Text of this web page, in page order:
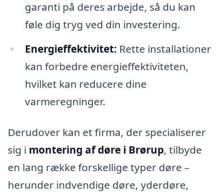
garanti på deres arbejde, så du kan
føle dig tryg ved din investering.
Energieffektivitet: Rette installationer
kan forbedre energieffektiviteten,
hvilket kan reducere dine
varmeregninger.
Derudover kan et firma, der specialiserer
sig i montering af døre i Brørup, tilbyde
en lang række forskellige typer døre –
herunder indvendige døre, yderdøre,